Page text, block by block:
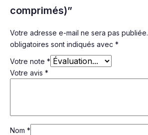
comprimés)”
Votre adresse e-mail ne sera pas publiée.
obligatoires sont indiqués avec *
Votre note *
Votre avis *
Nom *